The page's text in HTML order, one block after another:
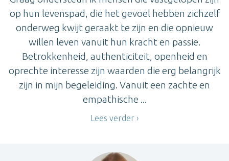
op hun levenspad, die het gevoel hebben zichzelf
onderweg kwijt geraakt te zijn en die opnieuw
willen leven vanuit hun kracht en passie.
Betrokkenheid, authenticiteit, openheid en
oprechte interesse zijn waarden die erg belangrijk
zijn in mijn begeleiding. Vanuit een zachte en
empathische ...
Lees verder